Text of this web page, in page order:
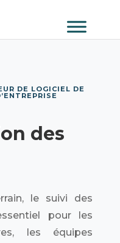
DE LOGICIEL DE
des
le suivi des
pour les
les équipes